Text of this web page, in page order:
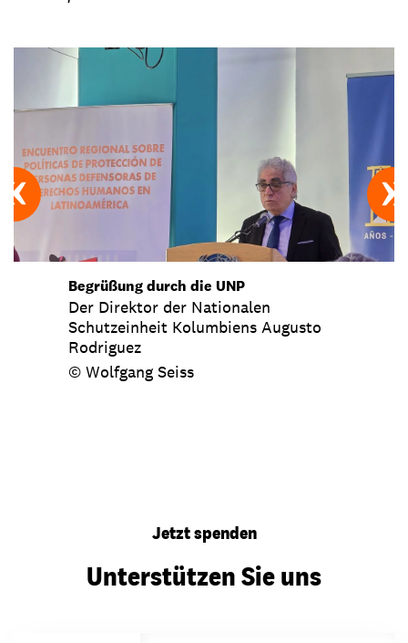
Begrüßung durch die UNP
Der Direktor der Nationalen
Schutzeinheit Kolumbiens Augusto
Rodriguez
© Wolfgang Seiss
Jetzt spenden
Unterstützen Sie uns